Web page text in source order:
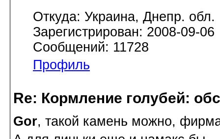
Откуда: Украина, Днепр. обл.
Зарегистрирован: 2008-09-06
Сообщений: 11728
Профиль
Re: Кормление голубей:
Gor, такой камень можно,